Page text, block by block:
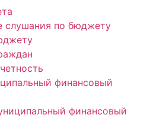
слушания по бюджету
финансовый
финансовый